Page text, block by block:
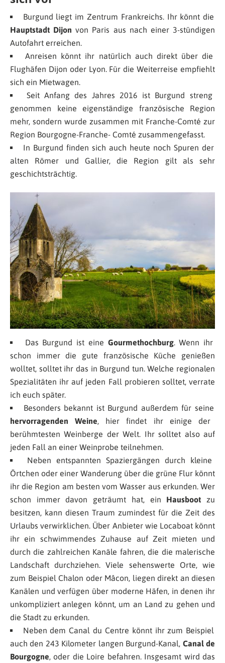
Burgund liegt im Zentrum Frankreichs. Ihr könnt die
Hauptstadt Dijon von Paris aus nach einer 3-stündigen
Autofahrt erreichen.
Anreisen könnt ihr natürlich auch direkt über die
Flughäfen Dijon oder Lyon. Für die Weiterreise empfiehlt
sich ein Mietwagen.
Seit Anfang des Jahres 2016 ist Burgund streng
genommen keine eigenständige französische Region
mehr, sondern wurde zusammen mit Franche-Comté zur
Region Bourgogne-Franche- Comté zusammengefasst.
In Burgund finden sich auch heute noch Spuren der
alten Römer und Gallier, die Region gilt als sehr
geschichtsträchtig.
Das Burgund ist eine Gourmethochburg. Wenn ihr
schon immer die gute französische Küche genießen
wolltet, solltet ihr das in Burgund tun. Welche regionalen
Spezialitäten ihr auf jeden Fall probieren solltet, verrate
ich euch später.
Besonders bekannt ist Burgund außerdem für seine
hervorragenden Weine, hier findet ihr einige der
berühmtesten Weinberge der Welt. Ihr solltet also auf
jeden Fall an einer Weinprobe teilnehmen.
Neben entspannten Spaziergängen durch kleine
Örtchen oder einer Wanderung über die grüne Flur könnt
ihr die Region am besten vom Wasser aus erkunden. Wer
schon immer davon geträumt hat, ein Hausboot zu
besitzen, kann diesen Traum zumindest für die Zeit des
Urlaubs verwirklichen. Über Anbieter wie Locaboat könnt
ihr ein schwimmendes Zuhause auf Zeit mieten und
durch die zahlreichen Kanäle fahren, die die malerische
Landschaft durchziehen. Viele sehenswerte Orte, wie
zum Beispiel Chalon oder Mâcon, liegen direkt an diesen
Kanälen und verfügen über moderne Häfen, in denen ihr
unkompliziert anlegen könnt, um an Land zu gehen und
die Stadt zu erkunden.
Neben dem Canal du Centre könnt ihr zum Beispiel
auch den 243 Kilometer langen Burgund-Kanal, Canal de
Bourgogne, oder die Loire befahren. Insgesamt wird das